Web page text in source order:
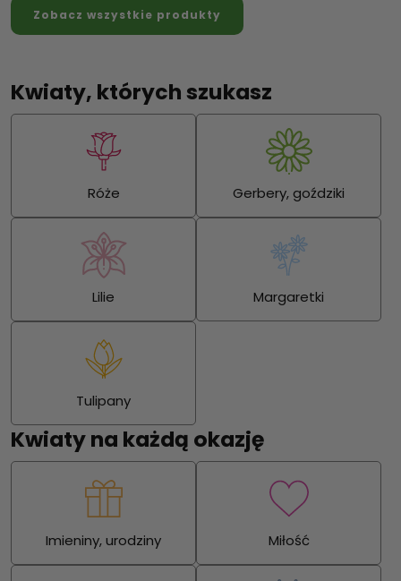
Zobacz wszystkie produkty
Kwiaty, których szukasz
Róże Gerbery, goździki
Lilie Margaretki
Tulipany
Kwiaty na każdą okazję
Imieniny, urodziny Miłość